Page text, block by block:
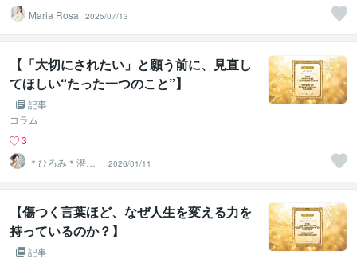
Maria Rosa
2025/07/13
【「大切にされたい」と願う前に、見直し
てほしい“たった一つのこと”】
記事
コラム
3
＊ひろみ＊潜在
意識覚醒カウン
セラー
2026/01/11
【傷つく言葉ほど、なぜ人生を変える力を
持っているのか？】
記事